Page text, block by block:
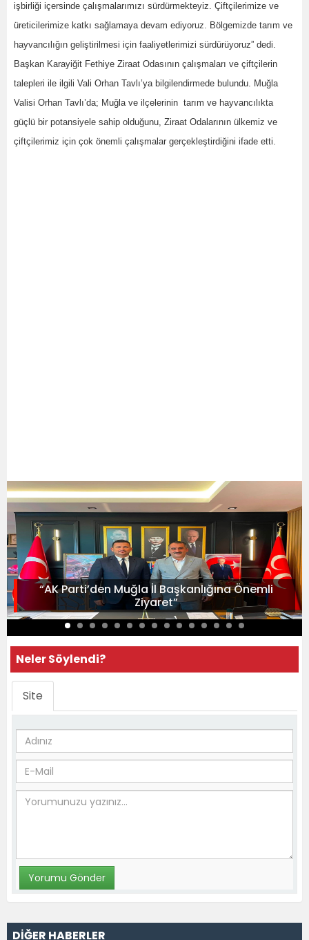
işbirliği içersinde çalışmalarımızı sürdürmekteyiz. Çiftçilerimize ve
üreticilerimize katkı sağlamaya devam ediyoruz. Bölgemizde tarım ve
hayvancılığın geliştirilmesi için faaliyetlerimizi sürdürüyoruz” dedi.
Başkan Karayiğit Fethiye Ziraat Odasının çalışmaları ve çiftçilerin
talepleri ile ilgili Vali Orhan Tavlı’ya bilgilendirmede bulundu. Muğla
Valisi Orhan Tavlı’da; Muğla ve ilçelerinin tarım ve hayvancılıkta
güçlü bir potansiyele sahip olduğunu, Ziraat Odalarının ülkemiz ve
çiftçilerimiz için çok önemli çalışmalar gerçekleştirdiğini ifade etti.
“AK Parti’den Muğla İl Başkanlığına Önemli
Ziyaret”
Neler Söylendi?
Site
DİĞER HABERLER